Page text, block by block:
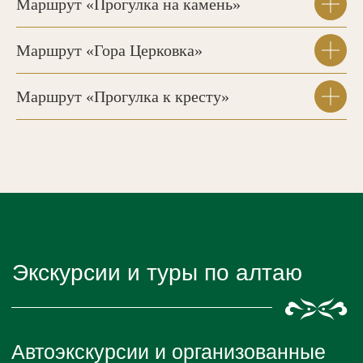
Маршрут «Прогулка на камень»
Маршрут «Гора Церковка»
Маршрут «Прогулка к кресту»